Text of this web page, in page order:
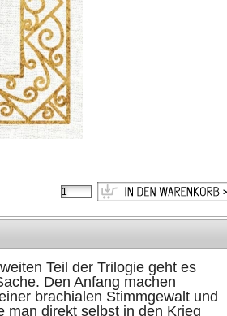
Teil der Trilogie geht es
Den Anfang machen
brachialen Stimmgewalt und
man direkt selbst in den Krieg